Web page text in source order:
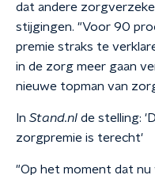
dat andere
stijgingen. "Voor 90
premie straks te
in de zorg meer gaan
nieuwe topman van
In Stand.nl de stelling:
zorgpremie is terecht'
"Op het moment dat